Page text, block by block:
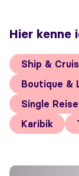
Hier kenne
Ship &
Boutique &
Single
Karibik